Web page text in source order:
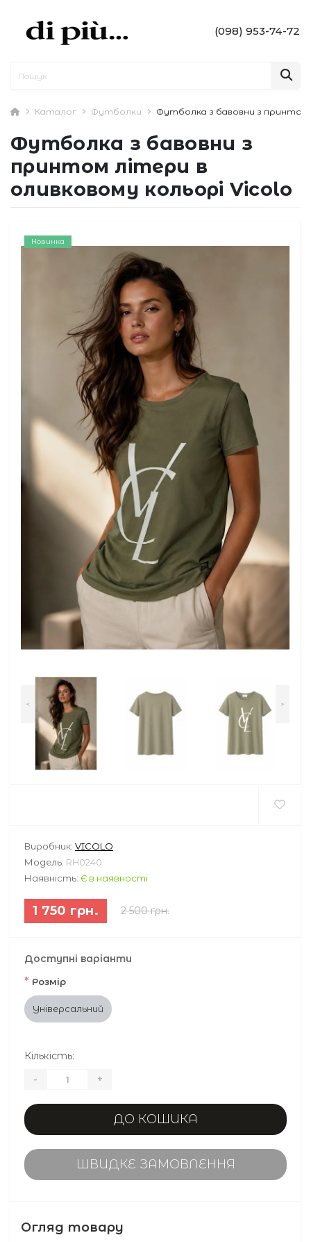
(098) 953-74-72
Каталог Футболки Футболка з бавовни з принтом
Футболка з бавовни з
принтом літери в
оливковому кольорі Vicolo
Новинка
< >
Виробник: VICOLO
Модель: RH0240
Наявність: Є в наявності
1 750 грн. 2 500 грн.
Доступні варіанти
* Розмір
Універсальний
Кількість:
- +
ДО КОШИКА
ШВИДКЕ ЗАМОВЛЕННЯ
Огляд товару